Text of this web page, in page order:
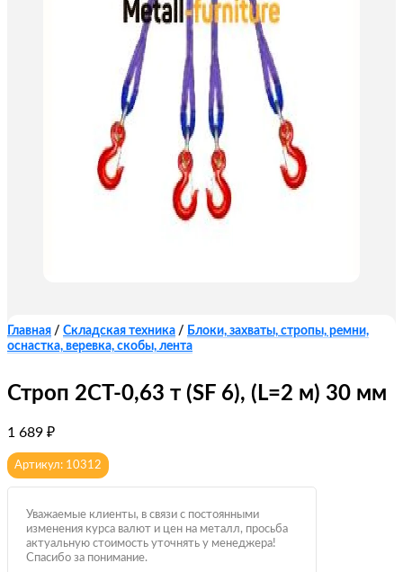
Главная / Складская техника / Блоки, захваты, стропы, ремни,
оснастка, веревка, скобы, лента
Строп 2СТ-0,63 т (SF 6), (L=2 м) 30 мм
1 689 ₽
Артикул: 10312
Уважаемые клиенты, в связи с постоянными
изменения курса валют и цен на металл, просьба
актуальную стоимость уточнять у менеджера!
Спасибо за понимание.